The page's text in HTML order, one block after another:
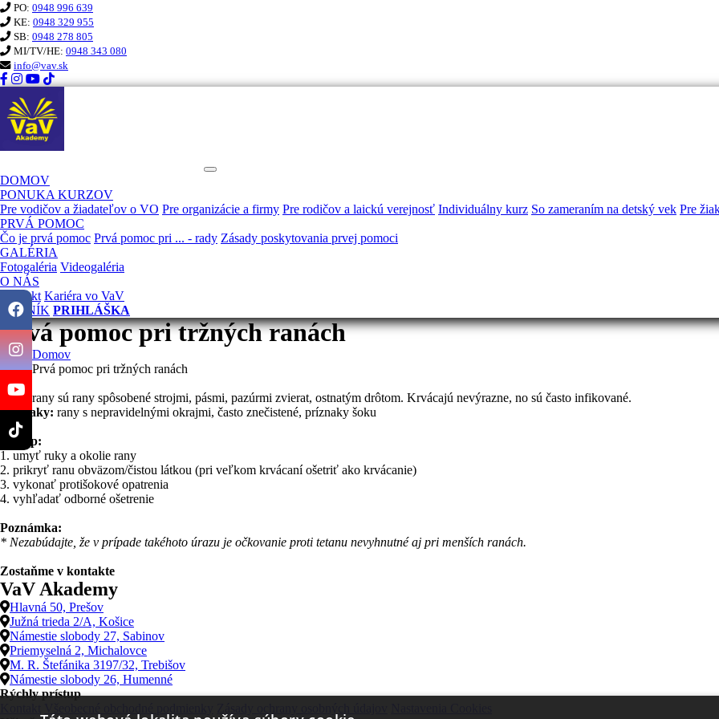
PO: 0948 996 639
KE: 0948 329 955
SB: 0948 278 805
MI/TV/HE: 0948 343 080
info@vav.sk
DOMOV
PONUKA KURZOV
Pre vodičov a žiadateľov o VO Pre organizácie a firmy Pre rodičov a laickú verejnosť Individuálny kurz So zameraním na detský vek Pre
PRVÁ POMOC
Čo je prvá pomoc Prvá pomoc pri ... - rady Zásady poskytovania prvej pomoci
GALÉRIA
Fotogaléria Videogaléria
O NÁS
Kontakt Kariéra vo VaV
CENNÍK PRIHLÁŠKA
Prvá pomoc pri tržných ranách
Domov
Prvá pomoc pri tržných ranách
Tržné rany sú rany spôsobené strojmi, pásmi, pazúrmi zvierat, ostnatým drôtom. Krvácajú nevýrazne, no sú často infikované.
Príznaky: rany s nepravidelnými okrajmi, často znečistené, príznaky šoku
Postup:
1. umyť ruky a okolie rany
2. prikryť ranu obväzom/čistou látkou (pri veľkom krvácaní ošetriť ako krvácanie)
3. vykonať protišokové opatrenia
4. vyhľadať odborné ošetrenie
Poznámka:
* Nezabúdajte, že v prípade takéhoto úrazu je očkovanie proti tetanu nevyhnutné aj pri menších ranách.
Zostaňme v kontakte
VaV Akademy
Hlavná 50, Prešov
Južná trieda 2/A, Košice
Námestie slobody 27, Sabinov
Priemyselná 2, Michalovce
M. R. Štefánika 3197/32, Trebišov
Námestie slobody 26, Humenné
Rýchly prístup